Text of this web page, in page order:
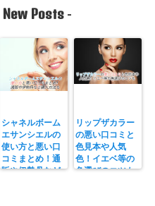
New Posts -
シャネルボーム
エサンシエルの
使い方と悪い口
コミまとめ！通
販や伊勢丹など
リップザカラー
の悪い口コミと
色見本や人気
色！イエベ等の
色選びのコツも